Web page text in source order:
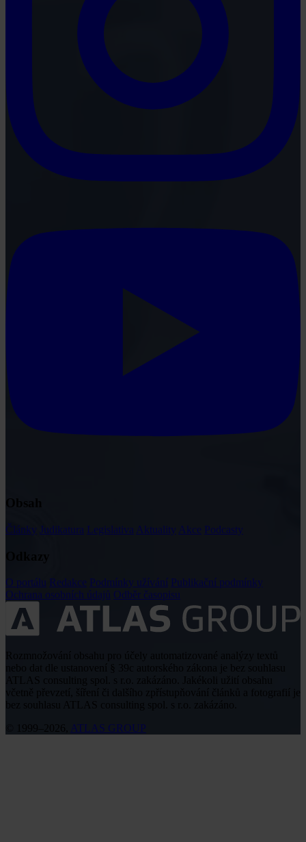
Články Judikatura Legislativa Aktuality Akce Podcasty
O portálu Redakce Podmínky užívání Publikační podmínky
Ochrana osobních údajů Odběr časopisu
včetně převzetí, šíření či dalšího zpřístupňování článků a fotografií je
ATLAS GROUP